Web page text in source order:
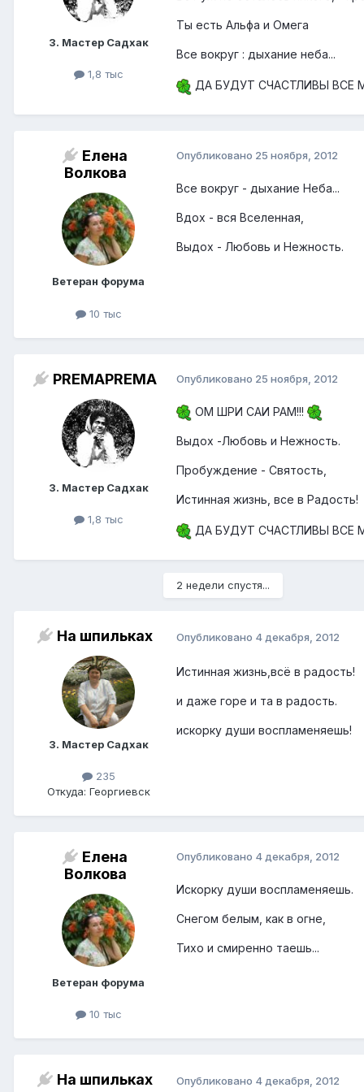
3. Мастер Садхак
1,8 тыс
Ты есть Альфа и Омега
Все вокруг : дыхание неба...
ДА БУДУТ СЧАСТЛИВЫ ВСЕ
Елена
Волкова
Ветеран форума
10 тыс
Опубликовано 25 ноября, 2012
Все вокруг - дыхание Неба...
Вдох - вся Вселенная,
Выдох - Любовь и Нежность.
PREMAPREMA
3. Мастер Садхак
1,8 тыс
Опубликовано 25 ноября, 2012
ОМ ШРИ САИ РАМ!!!
Выдох -Любовь и Нежность.
Пробуждение - Святость,
Истинная жизнь, все в Радость!
ДА БУДУТ СЧАСТЛИВЫ ВСЕ
2 недели спустя...
На шпильках
3. Мастер Садхак
235
Откуда: Георгиевск
Опубликовано 4 декабря, 2012
Истинная жизнь,всё в радость!
и даже горе и та в радость.
искорку души воспламеняешь!
Елена
Волкова
Ветеран форума
10 тыс
Опубликовано 4 декабря, 2012
Искорку души воспламеняешь.
Снегом белым, как в огне,
Тихо и смиренно таешь...
На шпильках Опубликовано 4 декабря, 2012